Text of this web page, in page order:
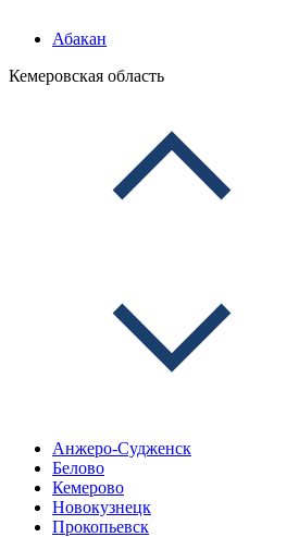
Абакан
Кемеровская область
Анжеро-Судженск
Белово
Кемерово
Новокузнецк
Прокопьевск